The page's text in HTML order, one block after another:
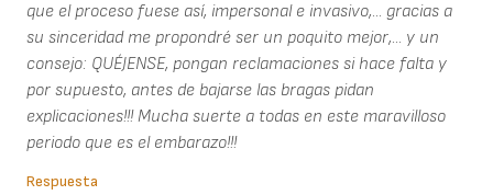
que el proceso fuese así, impersonal e invasivo,... gracias a
su sinceridad me propondré ser un poquito mejor,... y un
consejo: QUÉJENSE, pongan reclamaciones si hace falta y
por supuesto, antes de bajarse las bragas pidan
explicaciones!!! Mucha suerte a todas en este maravilloso
periodo que es el embarazo!!!
Respuesta